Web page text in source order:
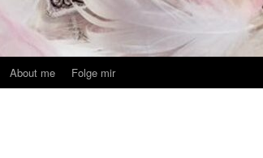
About me Folge mir